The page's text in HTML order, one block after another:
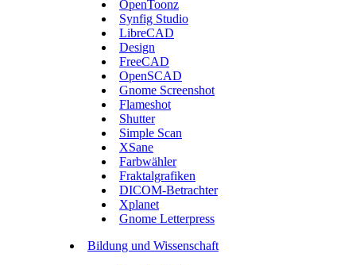
OpenToonz
Synfig Studio
LibreCAD
Design
FreeCAD
OpenSCAD
Gnome Screenshot
Flameshot
Shutter
Simple Scan
XSane
Farbwähler
Fraktalgrafiken
DICOM-Betrachter
Xplanet
Gnome Letterpress
Bildung und Wissenschaft